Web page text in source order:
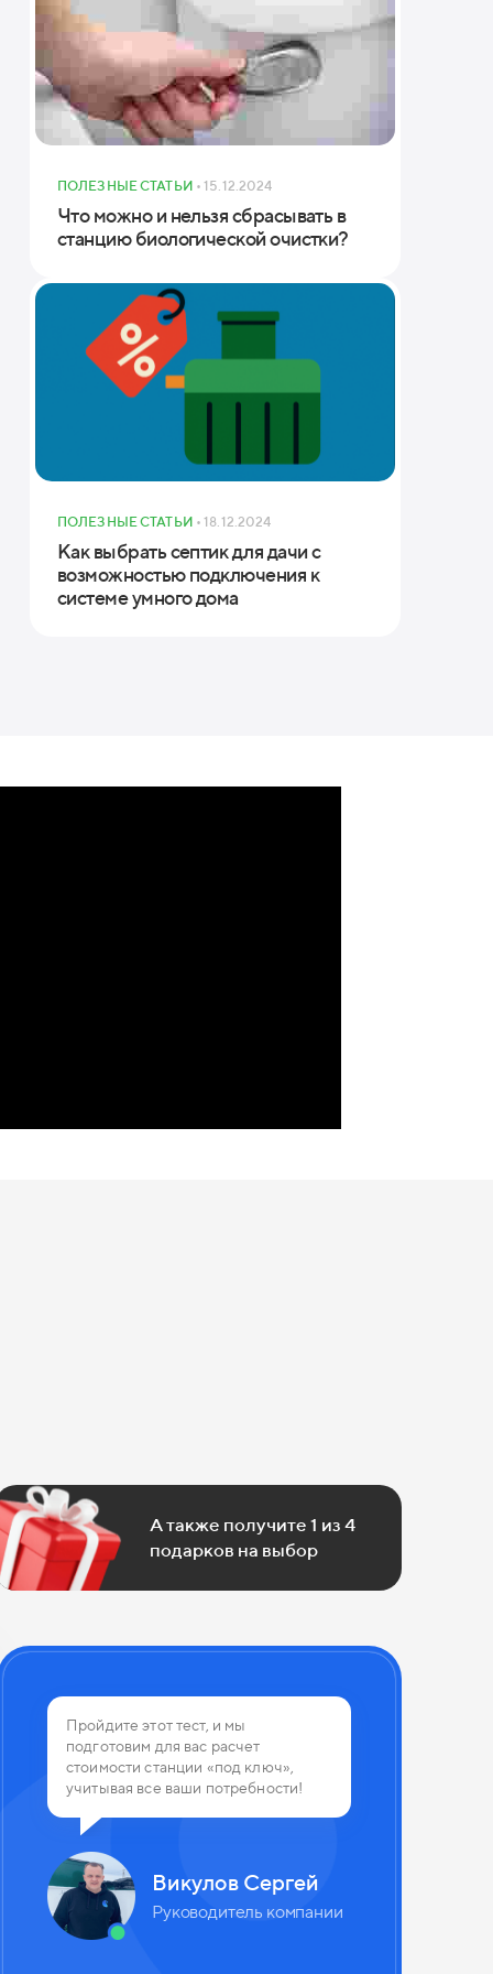
(ШхДхВ)
ПОЛЕЗНЫЕ СТАТЬИ • 15.12.2024
Что можно и нельзя сбрасывать в
станцию биологической очистки?
ПОЛЕЗНЫЕ СТАТЬИ • 18.12.2024
Как выбрать септик для дачи с
возможностью подключения к
системе умного дома
А также получите 1 из 4
подарков на выбор
использовать
Пройдите этот тест, и мы
подготовим для вас расчет
стоимости станции «под ключ»,
учитывая все ваши потребности!
Викулов Сергей
Руководитель компании